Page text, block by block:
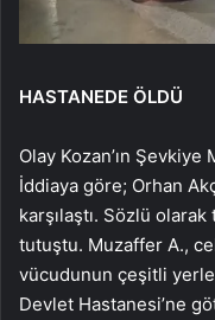
HASTANEDE ÖLDÜ
Olay Kozan’ın
İddiaya göre; Orhan
karşılaştı. Sözlü
tutuştu. Muzaffer A.,
vücudunun çeşitli
Devlet Hastanesi’ne